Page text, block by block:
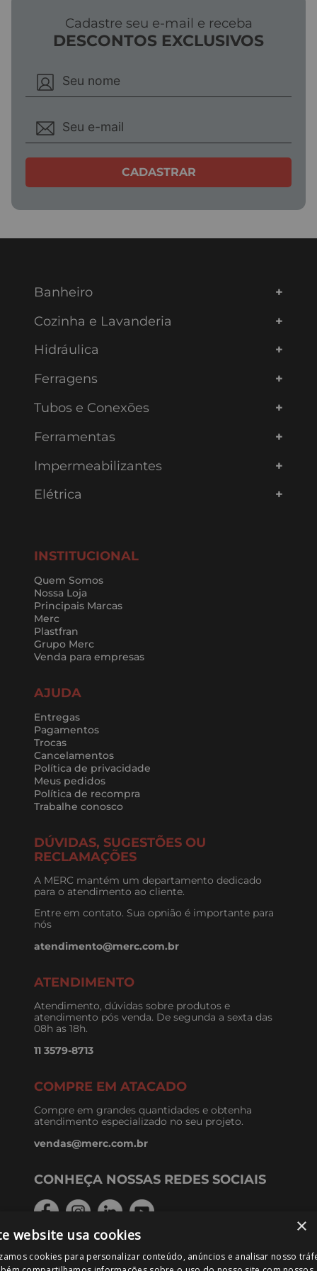
ENVIAR AVALIAÇÃO
Cadastre seu e-mail e receba
DESCONTOS EXCLUSIVOS
CADASTRAR
Banheiro
Cozinha e Lavanderia
Hidráulica
Ferragens
Tubos e Conexões
Ferramentas
Impermeabilizantes
Elétrica
INSTITUCIONAL
Quem Somos
Nossa Loja
Principais Marcas
Merc
Plastfran
Grupo Merc
Venda para empresas
AJUDA
Entregas
Pagamentos
Trocas
Cancelamentos
Política de privacidade
Meus pedidos
Política de recompra
Trabalhe conosco
DÚVIDAS, SUGESTÕES OU
RECLAMAÇÕES
A MERC mantém um departamento dedicado
para o atendimento ao cliente.
Entre em contato. Sua opnião é importante para
nós
atendimento@merc.com.br
ATENDIMENTO
Atendimento, dúvidas sobre produtos e
atendimento pós venda. De segunda a sexta das
08h as 18h.
11 3579-8713
COMPRE EM ATACADO
Compre em grandes quantidades e obtenha
atendimento especializado no seu projeto.
vendas@merc.com.br
CONHEÇA NOSSAS REDES SOCIAIS
FORMAS DE PAGAMENTO
×
website usa cookies
cookies para personalizar conteúdo, anúncios e analisar nosso